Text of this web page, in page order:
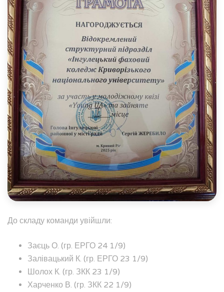
До складу команди увійшли:
Заєць О. (гр. ЕРГО 24 1/9)
Залівацький К. (гр. ЕРГО 23 1/9)
Шолох К. (гр. ЗКК 23 1/9)
Харченко В. (гр. ЗКК 22 1/9)